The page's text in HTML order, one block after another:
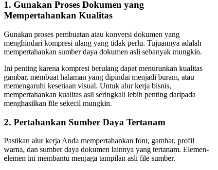
1. Gunakan Proses Dokumen yang
Mempertahankan Kualitas
Gunakan proses pembuatan atau konversi dokumen yang
menghindari kompresi ulang yang tidak perlu. Tujuannya adalah
mempertahankan sumber daya dokumen asli sebanyak mungkin.
Ini penting karena kompresi berulang dapat menurunkan kualitas
gambar, membuat halaman yang dipindai menjadi buram, atau
memengaruhi kesetiaan visual. Untuk alur kerja bisnis,
mempertahankan kualitas asli seringkali lebih penting daripada
menghasilkan file sekecil mungkin.
2. Pertahankan Sumber Daya Tertanam
Pastikan alur kerja Anda mempertahankan font, gambar, profil
warna, dan sumber daya dokumen lainnya yang tertanam. Elemen-
elemen ini membantu menjaga tampilan asli file sumber.